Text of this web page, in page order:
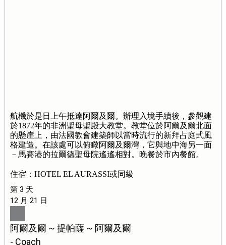
航機於是日上午抵達阿爾及爾。辦理入境手續後，參觀建
於1872年的非洲聖母聖殿大教堂。教堂位於阿爾及爾北面
的懸崖上，由法國教會建築師以當時流行的新拜占庭式風
格建造。在該處可以俯瞰阿爾及爾灣，它與地中海另一面
－馬賽港的拉爾德聖母院遙遙相對。晚餐於市內餐館。
住宿：HOTEL EL AURASSI或同級
第 3 天
12 月 21 日
阿爾及爾 ~ 提帕薩 ~ 阿爾及爾
- Coach